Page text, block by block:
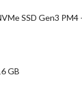
SSD Gen3 PM4
GB